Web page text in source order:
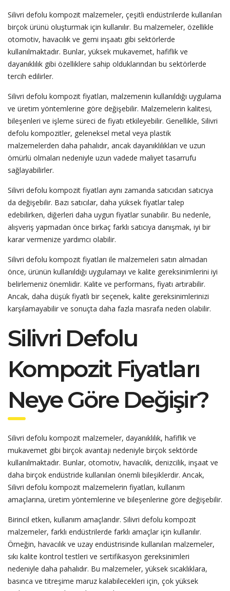
Silivri defolu kompozit malzemeler, çeşitli endüstrilerde kullanılan
birçok ürünü oluşturmak için kullanılır. Bu malzemeler, özellikle
otomotiv, havacılık ve gemi inşaatı gibi sektörlerde
kullanılmaktadır. Bunlar, yüksek mukavemet, hafiflik ve
dayanıklılık gibi özelliklere sahip olduklarından bu sektörlerde
tercih edilirler.
Silivri defolu kompozit fiyatları, malzemenin kullanıldığı uygulama
ve üretim yöntemlerine göre değişebilir. Malzemelerin kalitesi,
bileşenleri ve işleme süreci de fiyatı etkileyebilir. Genellikle, Silivri
defolu kompozitler, geleneksel metal veya plastik
malzemelerden daha pahalıdır, ancak dayanıklılıkları ve uzun
ömürlü olmaları nedeniyle uzun vadede maliyet tasarrufu
sağlayabilirler.
Silivri defolu kompozit fiyatları aynı zamanda satıcıdan satıcıya
da değişebilir. Bazı satıcılar, daha yüksek fiyatlar talep
edebilirken, diğerleri daha uygun fiyatlar sunabilir. Bu nedenle,
alışveriş yapmadan önce birkaç farklı satıcıya danışmak, iyi bir
karar vermenize yardımcı olabilir.
Silivri defolu kompozit fiyatları ile malzemeleri satın almadan
önce, ürünün kullanıldığı uygulamayı ve kalite gereksinimlerini iyi
belirlemeniz önemlidir. Kalite ve performans, fiyatı artırabilir.
Ancak, daha düşük fiyatlı bir seçenek, kalite gereksinimlerinizi
karşılamayabilir ve sonuçta daha fazla masrafa neden olabilir.
Silivri Defolu
Kompozit Fiyatları
Neye Göre Değişir?
Silivri defolu kompozit malzemeler, dayanıklılık, hafiflik ve
mukavemet gibi birçok avantajı nedeniyle birçok sektörde
kullanılmaktadır. Bunlar, otomotiv, havacılık, denizcilik, inşaat ve
daha birçok endüstride kullanılan önemli bileşiklerdir. Ancak,
Silivri defolu kompozit malzemelerin fiyatları, kullanım
amaçlarına, üretim yöntemlerine ve bileşenlerine göre değişebilir.
Birincil etken, kullanım amaçlarıdır. Silivri defolu kompozit
malzemeler, farklı endüstrilerde farklı amaçlar için kullanılır.
Örneğin, havacılık ve uzay endüstrisinde kullanılan malzemeler,
sıkı kalite kontrol testleri ve sertifikasyon gereksinimleri
nedeniyle daha pahalıdır. Bu malzemeler, yüksek sıcaklıklara,
basınca ve titreşime maruz kalabilecekleri için, çok yüksek